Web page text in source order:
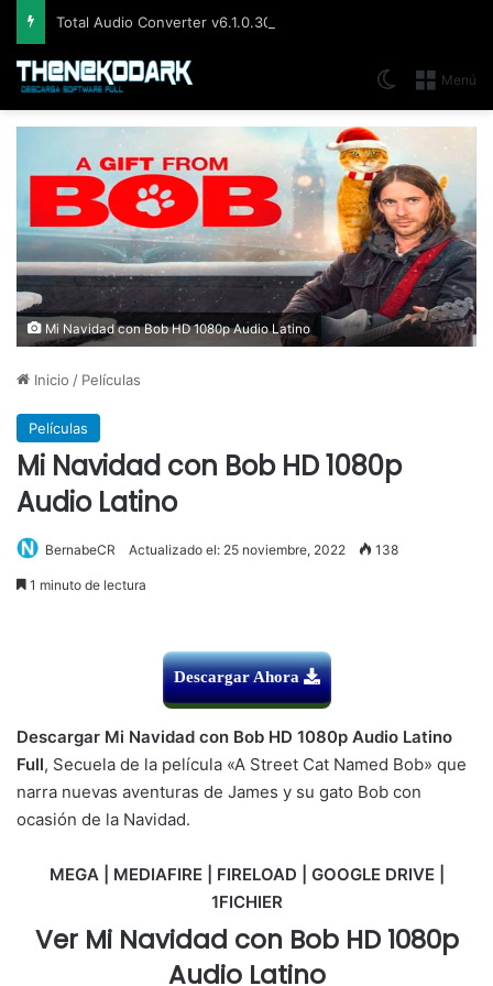
Menú
Switch skin
Mi Navidad con Bob HD 1080p Audio Latino
Inicio / Películas
Películas
Mi Navidad con Bob HD 1080p
Audio Latino
BernabeCR Actualizado el: 25 noviembre, 2022 138
1 minuto de lectura
Descargar Ahora
Descargar Mi Navidad con Bob HD 1080p Audio Latino
Full, Secuela de la película «A Street Cat Named Bob» que
narra nuevas aventuras de James y su gato Bob con
ocasión de la Navidad.
MEGA | MEDIAFIRE | FIRELOAD | GOOGLE DRIVE |
1FICHIER
Ver Mi Navidad con Bob HD 1080p
Audio Latino